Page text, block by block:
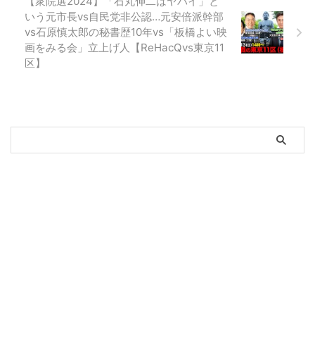
いう元市長vs自民党非公認…元安倍派幹部
vs石原慎太郎の秘書歴10年vs「板橋よい映
画をみる会」立上げ人【ReHacQvs東京11
区】